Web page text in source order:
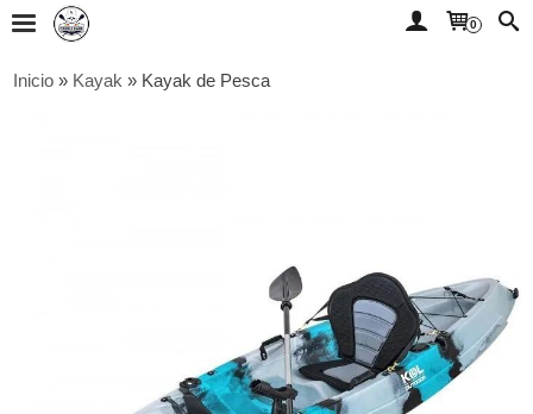
0
Inicio » Kayak » Kayak de Pesca